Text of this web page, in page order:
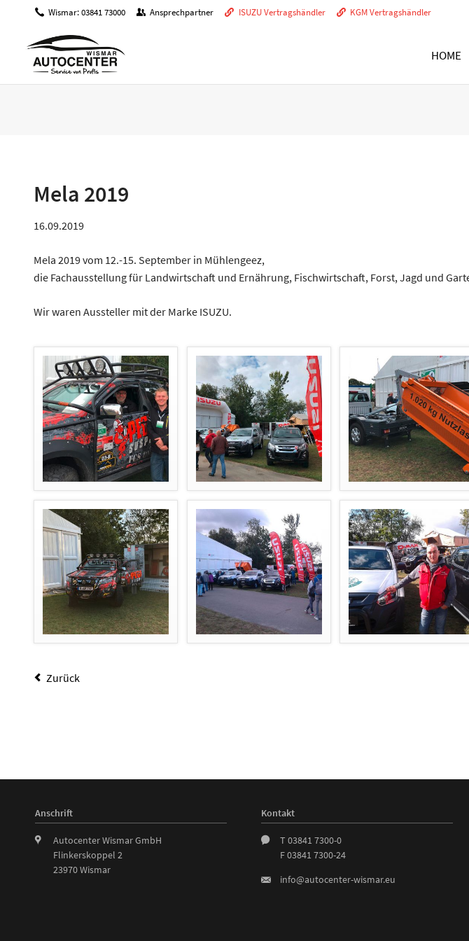
Wismar: 03841 73000 Ansprechpartner ISUZU Vertragshändler KGM Vertragshändler
HOME
Hauptuntersuchung
Autolackierung
Mela 2019
16.09.2019
Mela 2019 vom 12.-15. September in Mühlengeez,
die Fachausstellung für Landwirtschaft und Ernährung, Fischwirtschaft, Forst, Jagd und
Wir waren Aussteller mit der Marke ISUZU.
Zurück
Anschrift
Autocenter Wismar GmbH
Flinkerskoppel 2
23970 Wismar
Kontakt
T 03841 7300-0
F 03841 7300-24
info@autocenter-wismar.eu